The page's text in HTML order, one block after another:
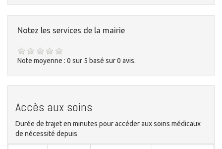
Notez les services de la mairie
Note moyenne : 0 sur 5 basé sur0 avis.
Accès aux soins
Durée de trajet en minutes pour accéder aux soins médicaux
de nécessité depuis